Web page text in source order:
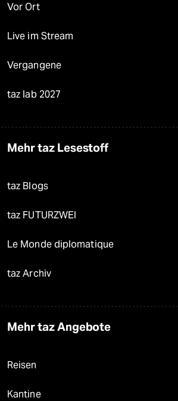
Vor Ort
Live im Stream
Vergangene
taz lab 2027
Mehr taz Lesestoff
taz Blogs
taz FUTURZWEI
Le Monde diplomatique
taz Archiv
Mehr taz Angebote
Reisen
Kantine